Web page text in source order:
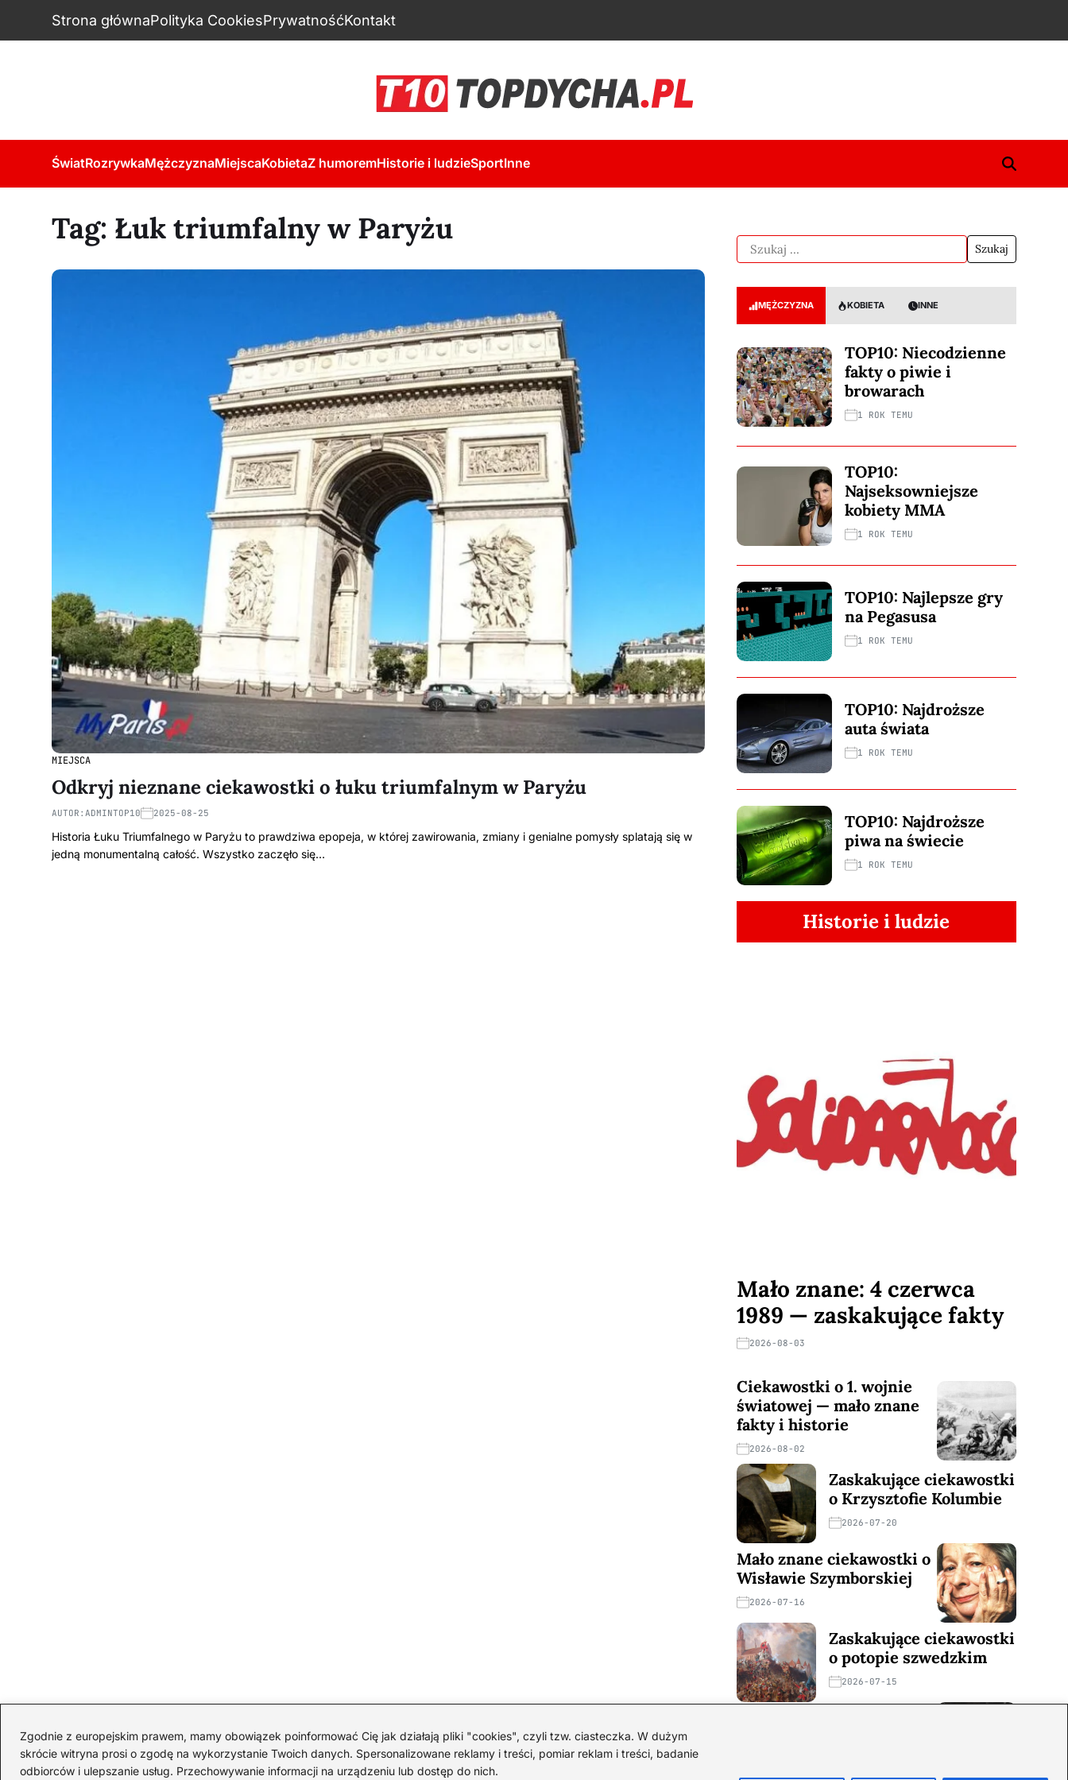
Zgodnie z europejskim prawem, mamy obowiązek poinformować Cię jak działają pliki "cookies", czyli tzw. ciasteczka. W dużym
skrócie witryna prosi o zgodę na wykorzystanie Twoich danych. Spersonalizowane reklamy i treści, pomiar reklam i treści, badanie
odbiorców i ulepszanie usług. Przechowywanie informacji na urządzeniu lub dostęp do nich.
Strona głównaPolityka CookiesPrywatnośćKontakt
ŚwiatRozrywkaMężczyznaMiejscaKobietaZ humoremHistorie i ludzieSportInne
Tag: Łuk triumfalny w Paryżu
MIEJSCA
Odkryj nieznane ciekawostki o łuku triumfalnym w Paryżu
AUTOR: ADMINTOP10 2025-08-25
Historia Łuku Triumfalnego w Paryżu to prawdziwa epopeja, w której zawirowania, zmiany i genialne pomysły splatają się w
jedną monumentalną całość. Wszystko zaczęło się…
MĘŻCZYZNA KOBIETA INNE
TOP10: Niecodzienne
fakty o piwie i
browarach
1 ROK TEMU
TOP10:
Najseksowniejsze
kobiety MMA
1 ROK TEMU
TOP10: Najlepsze gry
na Pegasusa
1 ROK TEMU
TOP10: Najdroższe
auta świata
1 ROK TEMU
TOP10: Najdroższe
piwa na świecie
1 ROK TEMU
Historie i ludzie
Mało znane: 4 czerwca
1989 — zaskakujące fakty
2026-08-03
Ciekawostki o 1. wojnie
światowej — mało znane
fakty i historie
2026-08-02
Zaskakujące ciekawostki
o Krzysztofie Kolumbie
2026-07-20
Mało znane ciekawostki o
Wisławie Szymborskiej
2026-07-16
Zaskakujące ciekawostki
o potopie szwedzkim
2026-07-15